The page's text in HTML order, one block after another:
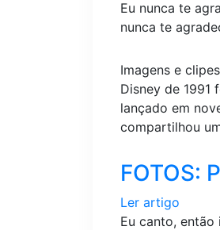
Eu nunca te
nunca te
Imagens e
Disney de 1991
lançado em
compartilhou
FOTOS:
Ler artigo
Eu canto, então